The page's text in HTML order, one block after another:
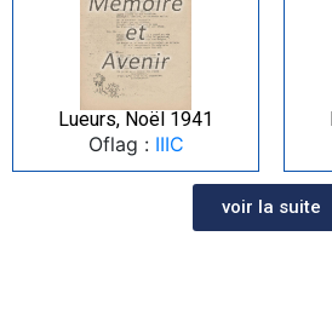
Lueurs, Noël 1941
Oflag : IIIC
voir la suite